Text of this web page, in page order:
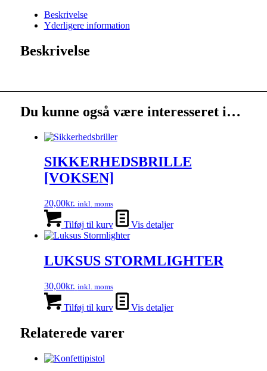
Beskrivelse
Yderligere information
Beskrivelse
Du kunne også være interesseret i…
SIKKERHEDSBRILLE
[VOKSEN]
20,00kr. inkl. moms
Tilføj til kurv Vis detaljer
LUKSUS STORMLIGHTER
30,00kr. inkl. moms
Tilføj til kurv Vis detaljer
Relaterede varer